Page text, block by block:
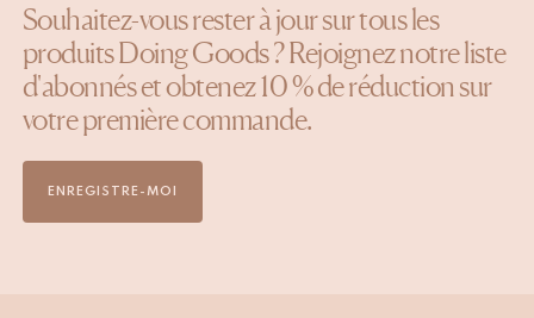
Souhaitez-vous rester à jour sur tous les
produits Doing Goods ? Rejoignez notre liste
d'abonnés et obtenez 10 % de réduction sur
votre première commande.
ENREGISTRE-MOI